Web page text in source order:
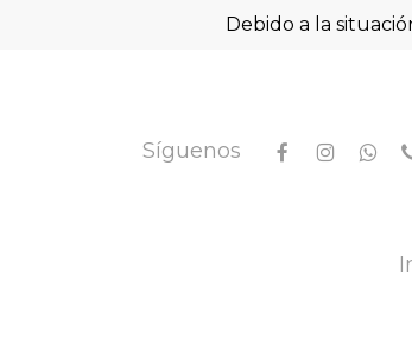
Debido a la
Síguenos facebookinstagram